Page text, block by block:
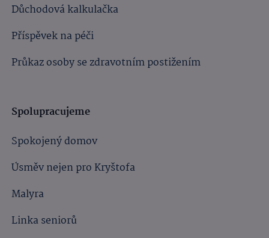
Důchodová kalkulačka
Příspěvek na péči
Průkaz osoby se zdravotním postižením
Spolupracujeme
Spokojený domov
Úsměv nejen pro Kryštofa
Malyra
Linka seniorů